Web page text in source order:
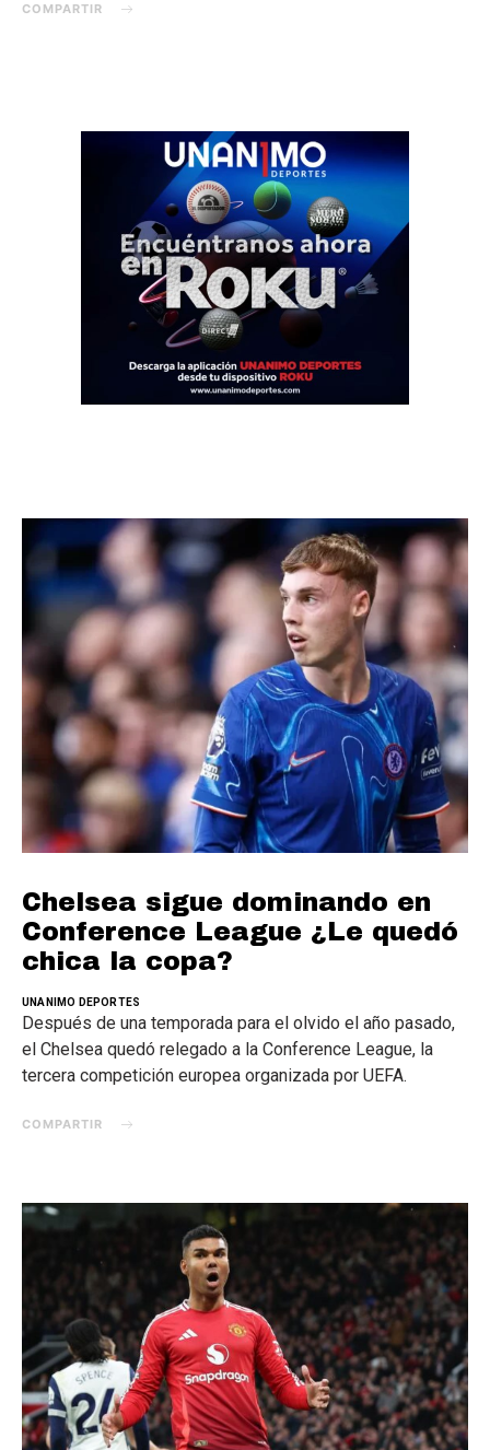
COMPARTIR
Chelsea sigue dominando en
Conference League ¿Le quedó
chica la copa?
UNANIMO DEPORTES
Después de una temporada para el olvido el año pasado,
el Chelsea quedó relegado a la Conference League, la
tercera competición europea organizada por UEFA.
COMPARTIR